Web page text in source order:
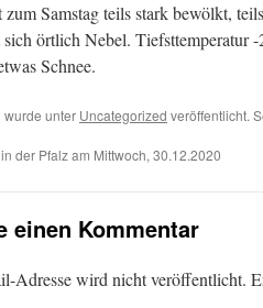
Samstag teils stark bewölkt,
örtlich Nebel. Tiefsttemperatur
Schnee.
wurde unter Uncategorized veröffentlicht.
der Pfalz am Mittwoch, 30.12.2020
einen Kommentar
Adresse wird nicht veröffentlicht.